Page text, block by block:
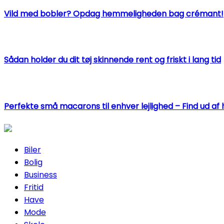
Vild med bobler? Opdag hemmeligheden bag crémant!
Sådan holder du dit tøj skinnende rent og friskt i lang tid
Perfekte små macarons til enhver lejlighed – Find ud af
Biler
Bolig
Business
Fritid
Have
Mode